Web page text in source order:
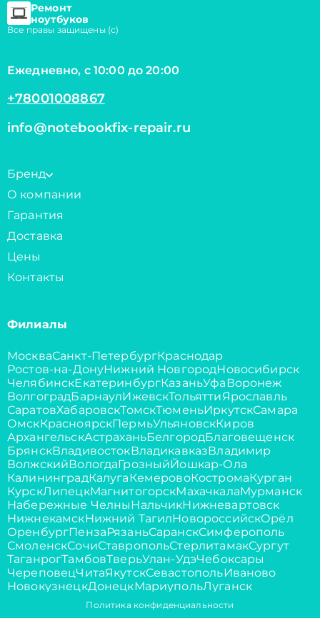
Ремонт
ноутбуков
Все правы защищены (с)
Ежедневно, с 10:00 до 20:00
+78001008867
info@notebookfix-repair.ru
Бренд
О компании
Гарантия
Доставка
Цены
Контакты
Филиалы
МоскваСанкт-ПетербургКраснодар
Ростов-на-ДонуНижний НовгородНовосибирск
ЧелябинскЕкатеринбургКазаньУфаВоронеж
ВолгоградБарнаулИжевскТольяттиЯрославль
СаратовХабаровскТомскТюменьИркутскСамара
ОмскКрасноярскПермьУльяновскКиров
АрхангельскАстраханьБелгородБлаговещенск
БрянскВладивостокВладикавказВладимир
ВолжскийВологдаГрозныйЙошкар-Ола
КалининградКалугаКемеровоКостромаКурган
КурскЛипецкМагнитогорскМахачкалаМурманск
Набережные ЧелныНальчикНижневартовск
НижнекамскНижний ТагилНовороссийскОрёл
ОренбургПензаРязаньСаранскСимферополь
СмоленскСочиСтавропольСтерлитамакСургут
ТаганрогТамбовТверьУлан-УдэЧебоксары
ЧереповецЧитаЯкутскСевастопольИваново
НовокузнецкДонецкМариупольЛуганск
Политика конфиденциальности